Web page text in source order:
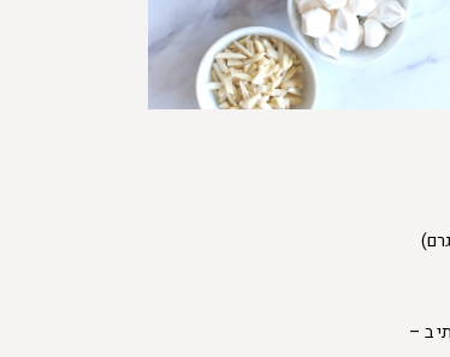
ב –